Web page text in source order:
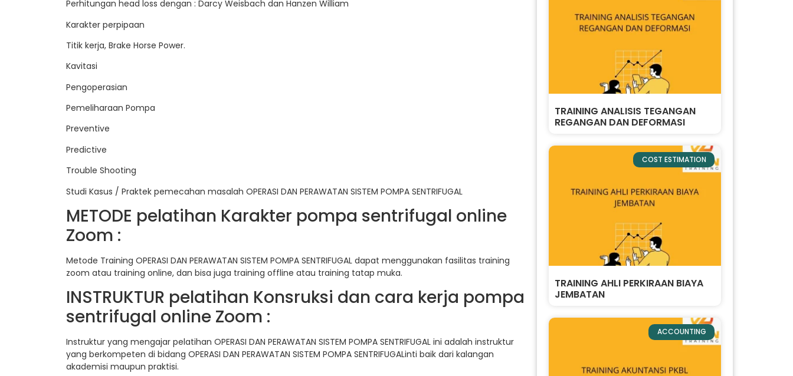
Perhitungan head loss dengan : Darcy Weisbach dan Hanzen William
Karakter perpipaan
Titik kerja, Brake Horse Power.
Kavitasi
Pengoperasian
Pemeliharaan Pompa
Preventive
Predictive
Trouble Shooting
Studi Kasus / Praktek pemecahan masalah OPERASI DAN PERAWATAN SISTEM POMPA SENTRIFUGAL
METODE pelatihan Karakter pompa sentrifugal online
Zoom :
Metode Training OPERASI DAN PERAWATAN SISTEM POMPA SENTRIFUGAL dapat menggunakan fasilitas training
zoom atau training online, dan bisa juga training offline atau training tatap muka.
INSTRUKTUR pelatihan Konsruksi dan cara kerja pompa
sentrifugal online Zoom :
Instruktur yang mengajar pelatihan OPERASI DAN PERAWATAN SISTEM POMPA SENTRIFUGAL ini adalah instruktur
yang berkompeten di bidang OPERASI DAN PERAWATAN SISTEM POMPA SENTRIFUGALinti baik dari kalangan
akademisi maupun praktisi.
TRAINING ANALISIS TEGANGAN
REGANGAN DAN DEFORMASI
COST ESTIMATION
TRAINING AHLI PERKIRAAN BIAYA
JEMBATAN
ACCOUNTING